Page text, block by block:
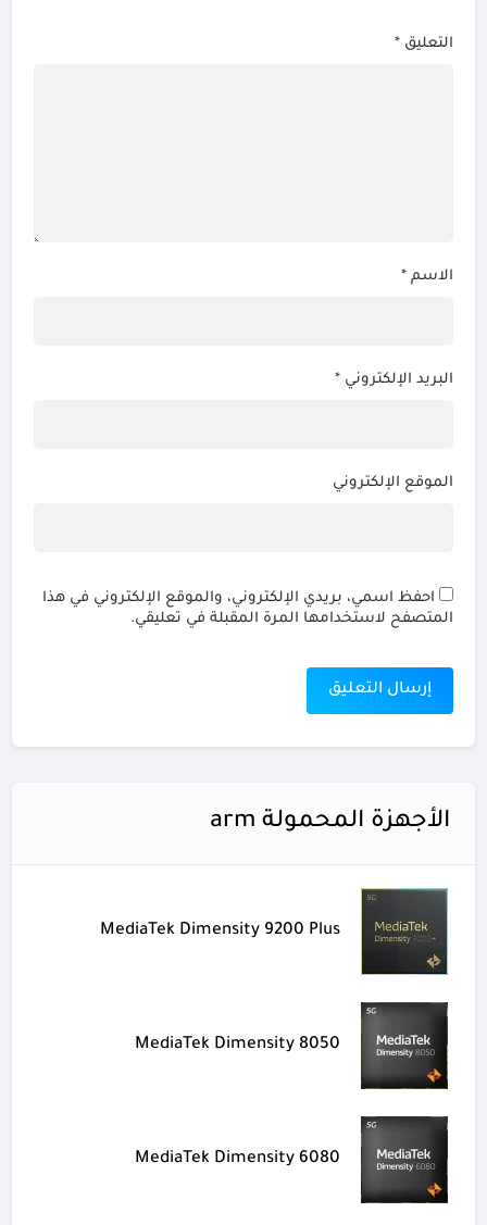
التعليق *
الاسم *
البريد الإلكتروني *
الموقع الإلكتروني
احفظ اسمي، بريدي الإلكتروني، والموقع الإلكتروني في هذا
المتصفح لاستخدامها المرة المقبلة في تعليقي.
الأجهزة المحمولة arm
MediaTek Dimensity 9200 Plus
MediaTek Dimensity 8050
MediaTek Dimensity 6080